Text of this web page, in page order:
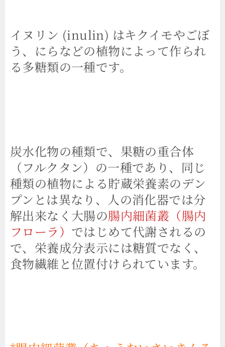
イヌリン (inulin) はキクイモやごぼ
う、にらなどの植物によって作られ
る多糖類の一種です。
炭水化物の種類で、果糖の重合体
（フルクタン）の一種であり、同じ
種類の植物による貯蔵栄養素のデン
プンとは異なり、人の消化器では分
解出来なく大腸の腸内細菌叢（腸内
フローラ） ではじめて代謝されるの
で、栄養成分表示には糖質でなく、
食物繊維と位置付けられています。